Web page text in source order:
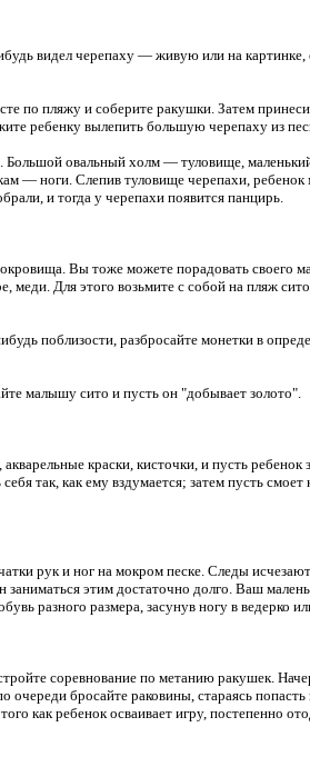
видел черепаху — живую или на картинке,
по пляжу и соберите ракушки. Затем
ребенку вылепить большую черепаху из
Большой овальный холм — туловище,
— ноги. Слепив туловище черепахи,
и тогда у черепахи появится панцирь.
Вы тоже можете порадовать своего
меди. Для этого возьмите с собой на пляж
поблизости, разбросайте монетки в
малышу сито и пусть он "добывает золото".
краски, кисточки, и пусть ребенок
так, как ему вздумается; затем пусть смоет
рук и ног на мокром песке. Следы
заниматься этим достаточно долго. Ваш
разного размера, засунув ногу в ведерко
соревнование по метанию ракушек.
очереди бросайте раковины, стараясь
как ребенок осваивает игру, постепенно